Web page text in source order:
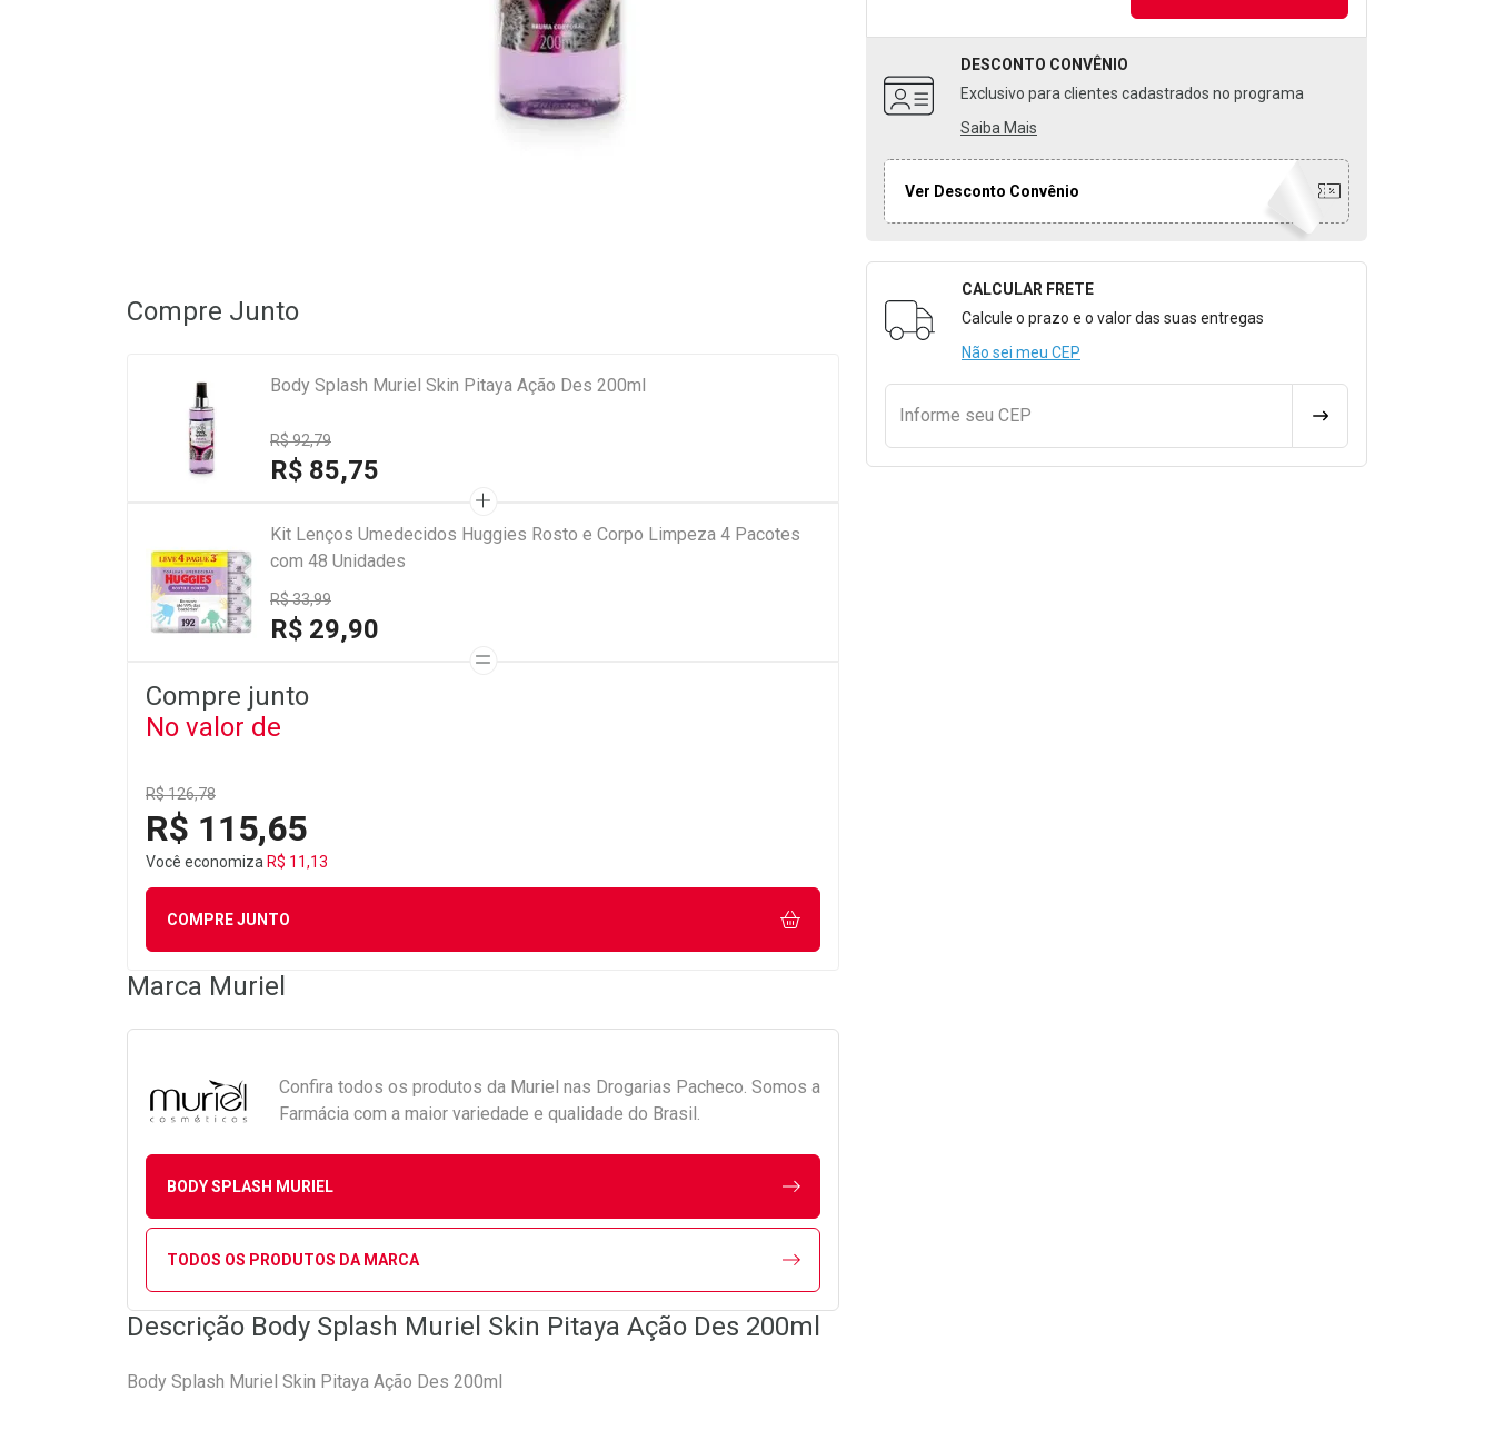
DESCONTO CONVÊNIO
Exclusivo para clientes cadastrados no programa
Saiba Mais
Ver Desconto Convênio
Formulário para Calcular o Frete
CALCULAR FRETE
Calcule o prazo e o valor das suas entregas
Não sei meu CEP
Informe seu CEP CALCULAR FRETE
Compre Junto
Body Splash Muriel Skin Pitaya Ação Des 200ml
R$ 92,79
R$ 85,75
Kit Lenços Umedecidos Huggies Rosto e Corpo Limpeza 4 Pacotes
com 48 Unidades
R$ 33,99
R$ 29,90
Compre junto
No valor de
R$ 126,78
R$ 115,65
Você economiza R$ 11,13
COMPRE JUNTO
Marca Muriel
Confira todos os produtos da Muriel nas Drogarias Pacheco. Somos a
Farmácia com a maior variedade e qualidade do Brasil.
BODY SPLASH MURIEL
TODOS OS PRODUTOS DA MARCA
Descrição Body Splash Muriel Skin Pitaya Ação Des 200ml
Body Splash Muriel Skin Pitaya Ação Des 200ml